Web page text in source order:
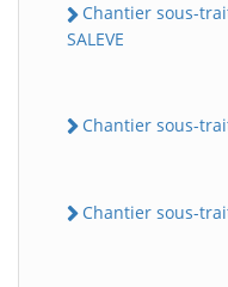
Chantier sous-
SALEVE
Chantier sous-
Chantier sous-